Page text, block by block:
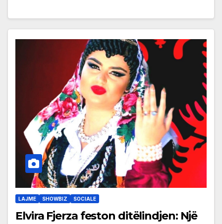
LAJME SHOWBIZ SOCIALE
Elvira Fjerza feston ditëlindjen: Një